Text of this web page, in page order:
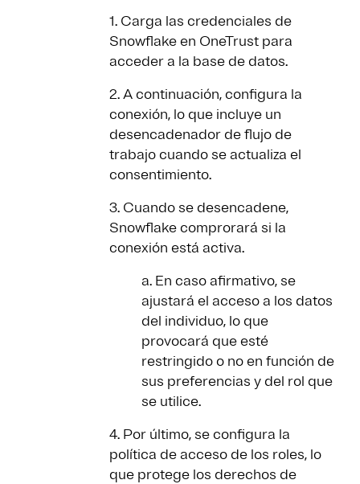
1. Carga las credenciales de
Snowflake en OneTrust para
acceder a la base de datos.
2. A continuación, configura la
conexión, lo que incluye un
desencadenador de flujo de
trabajo cuando se actualiza el
consentimiento.
3. Cuando se desencadene,
Snowflake comprorará si la
conexión está activa.
a. En caso afirmativo, se
ajustará el acceso a los datos
del individuo, lo que
provocará que esté
restringido o no en función de
sus preferencias y del rol que
se utilice.
4. Por último, se configura la
política de acceso de los roles, lo
que protege los derechos de